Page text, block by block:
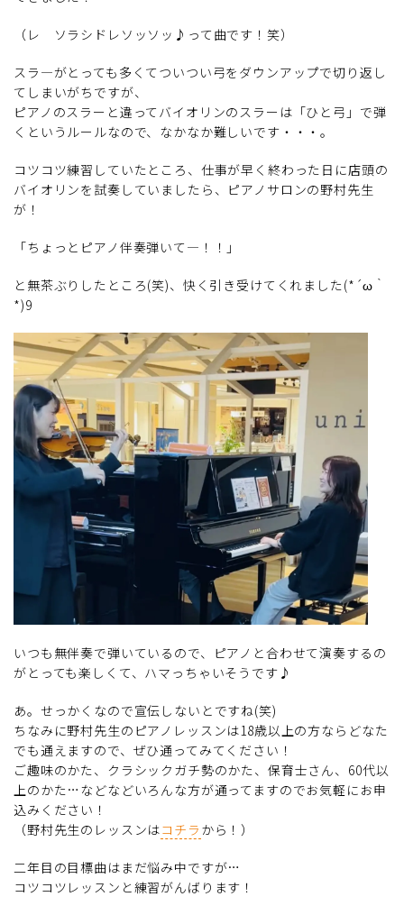
（レ ソラシドレソッソッ♪って曲です！笑）
スラ―がとっても多くてついつい弓をダウンアップで切り返し
てしまいがちですが、
ピアノのスラーと違ってバイオリンのスラーは「ひと弓」で弾
くというルールなので、なかなか難しいです・・・。
コツコツ練習していたところ、仕事が早く終わった日に店頭の
バイオリンを試奏していましたら、ピアノサロンの野村先生
が！
「ちょっとピアノ伴奏弾いて―！！」
と無茶ぶりしたところ(笑)、快く引き受けてくれました(*´ω｀
*)9
いつも無伴奏で弾いているので、ピアノと合わせて演奏するの
がとっても楽しくて、ハマっちゃいそうです♪
あ。せっかくなので宣伝しないとですね(笑)
ちなみに野村先生のピアノレッスンは18歳以上の方ならどなた
でも通えますので、ぜひ通ってみてください！
ご趣味のかた、クラシックガチ勢のかた、保育士さん、60代以
上のかた…などなどいろんな方が通ってますのでお気軽にお申
込みください！
（野村先生のレッスンはコチラ から！）
二年目の目標曲はまだ悩み中ですが…
コツコツレッスンと練習がんばります！